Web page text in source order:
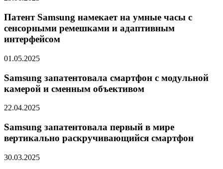
Патент Samsung намекает на умные часы с
сенсорными ремешками и адаптивным
интерфейсом
01.05.2025
Samsung запатентовала смартфон с модульной
камерой и сменным объективом
22.04.2025
Samsung запатентовала первый в мире
вертикально раскручивающийся смартфон
30.03.2025